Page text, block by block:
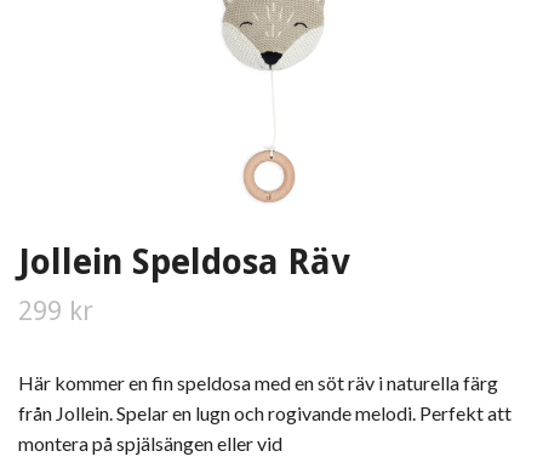
Jollein Speldosa Räv
299 kr
Här kommer en fin speldosa med en söt räv i naturella färg
från Jollein. Spelar en lugn och rogivande melodi. Perfekt att
montera på spjälsängen eller vid